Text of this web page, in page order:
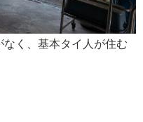
く、基本タイ人が住む